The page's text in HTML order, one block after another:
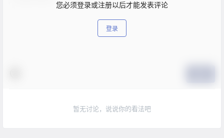
您必须登录或注册以后才能发表评论
登录
暂无讨论，说说你的看法吧